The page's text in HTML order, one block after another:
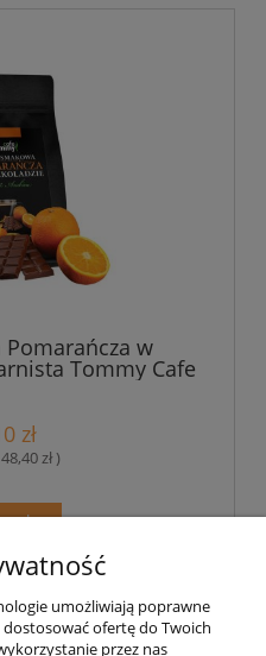
w
Tommy Cafe
zł
zł )
umożliwiają poprawne
ofertę do Twoich
przez nas